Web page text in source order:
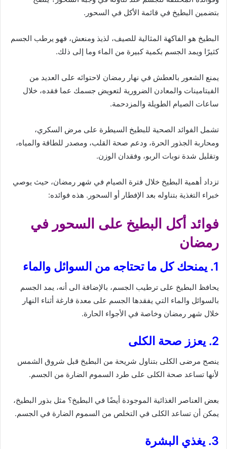
بتضمين البطيخ في قائمة الأكل في السحور.
البطيخ هو الفاكهة المثالية للصيف، لذيذ ومنعش، فهو يرطب الجسم
كثيرًا ويمد الجسم بكمية كبيرة من الماء وما إلى ذلك.
يمنع الشعور بالعطش في نهار رمضان لاحتوائه على العديد من
الفيتامينات والمعادن الضرورية لتعويض جسمك عما فقده، خلال
ساعات الصيام الطويلة والمزدحمة.
تشمل الفوائد الصحية للبطيخ السيطرة على مرض السكري،
ومحاربة الجذور الحرة، ودعم صحة القلب، ومصدر للطاقة والمياه،
وتقليل شدة نوبات الربو، وفقدان الوزن.
تزداد أهمية البطيخ خلال فترة الصيام في شهر رمضان، حيث يوصي
خبراء التغذية بتناوله بعد الإفطار أو السحور. هذه فوائده:
فوائد أكل البطيخ على السحور في
رمضان
1. يمنحك كل ما تحتاجه من السوائل والماء
يحافظ البطيخ على ترطيب الجسم، بالإضافة الى أنه، يمد الجسم
بالسوائل والماء التي يفقدها الجسم على معدة فارغة أثناء النهار
خلال شهر رمضان وخاصة في الأجواء الحارة.
2. يعزز صحة الكلى
ينصح مرضى الكلى بتناول شريحة من البطيخ قبل شروق الشمس
لأنها تساعد صحة الكلى على طرد السموم الضارة من الجسم.
بعض العناصر الغذائية الموجودة أيضًا في البطيخ؟ مثل بذور البطيخ،
يمكن أن تساعد الكلى في التخلص من السموم الضارة في الجسم.
3. يغذي البشرة